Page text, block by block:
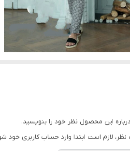
این محصول نظر خود را بنویسید.
نظر، لازم است ابتدا وارد حساب کاربری خود